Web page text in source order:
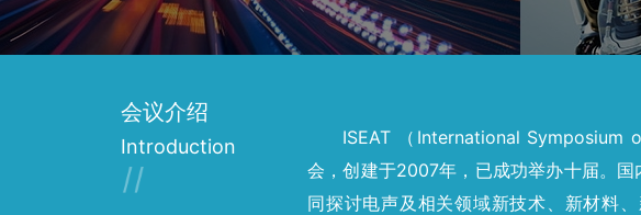
会议介绍
Introduction
ISEAT （International Symposium
会，创建于2007年，已成功举办十届。
同探讨电声及相关领域新技术、新材料